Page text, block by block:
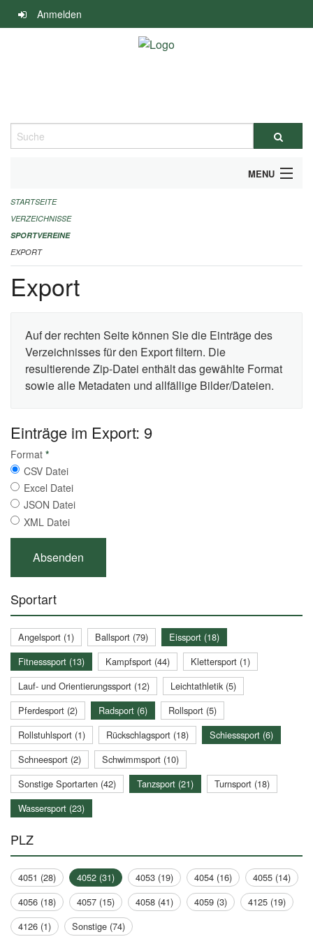
Navigation
überspringen
Anmelden
Suche
MENU
ALLGEMEINE INFORMATIONEN
FINANZIELLE UNTERSTÜTZUNG BENÖTIGT?
KONTAKT
STARTSEITE
VERZEICHNISSE
SPORTVEREINE
EXPORT
Export
Auf der rechten Seite können Sie die Einträge des
Verzeichnisses für den Export filtern. Die
resultierende Zip-Datei enthält das gewählte Format
sowie alle Metadaten und allfällige Bilder/Dateien.
Einträge im Export: 9
Format *
CSV Datei
Excel Datei
JSON Datei
XML Datei
Sportart
Angelsport (1) Ballsport (79)
Eissport (18)
Fitnesssport (13)
Kampfsport (44)
Klettersport (1)
Lauf- und Orientierungssport (12)
Leichtathletik (5)
Pferdesport (2)
Radsport (6)
Rollsport (5)
Rollstuhlsport (1)
Rückschlagsport (18)
Schiesssport (6)
Schneesport (2)
Schwimmsport (10)
Sonstige Sportarten (42)
Tanzsport (21)
Turnsport (18)
Wassersport (23)
PLZ
4051 (28) 4052 (31) 4053 (19) 4054 (16)
4055 (14)
4056 (18)
4057 (15) 4058 (41) 4059 (3)
4125 (19)
4126 (1)
Sonstige (74)